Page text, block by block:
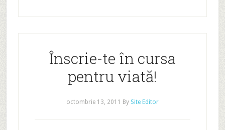
Înscrie-te în cursa
pentru viată!
octombrie 13, 2011 By Site Editor